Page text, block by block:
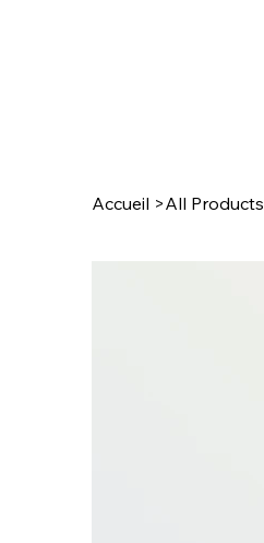
Accueil >All Products